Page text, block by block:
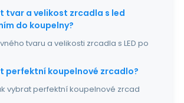
tvar a velikost zrcadla s led
do koupelny?
tvaru a velikosti zrcadla s LED po
perfektní koupelnové zrcadlo?
vybrat perfektní koupelnové zrcad